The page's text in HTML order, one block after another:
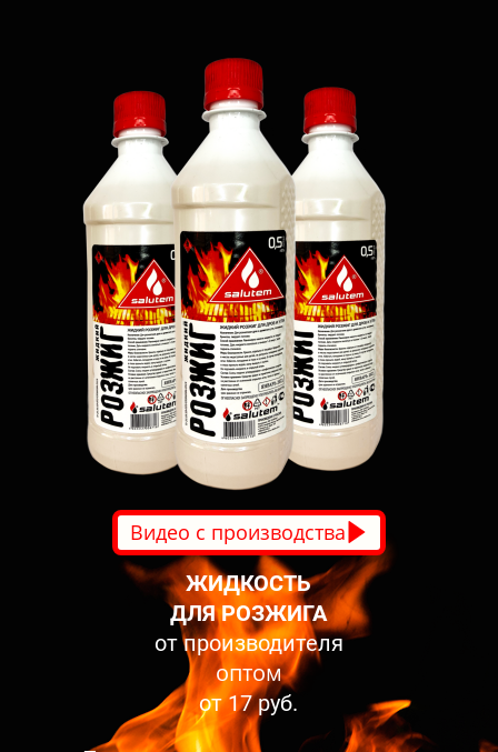
Видео с производства
ЖИДКОСТЬ
ДЛЯ РОЗЖИГА
от производителя
оптом
от 17 руб.